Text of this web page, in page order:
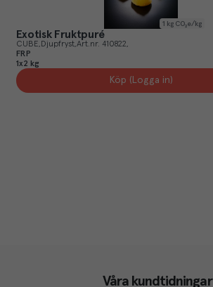
1 kg CO₂e/kg
Exotisk Fruktpuré
CUBE Djupfryst Art.nr. 410822
FRP
1x2 kg
Köp (Logga in)
Våra kundtidningar